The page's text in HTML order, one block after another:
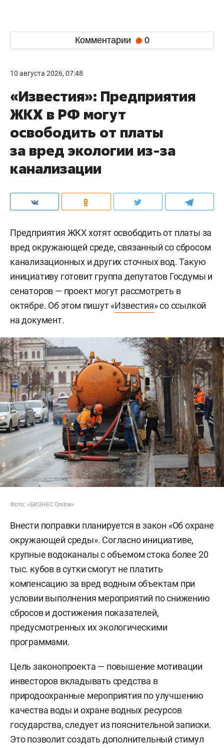
Комментарии 0
10 августа 2026, 07:48
«Известия»: Предприятия
ЖКХ в РФ могут
освободить от платы
за вред экологии из-за
канализации
Предприятия ЖКХ хотят освободить от платы за
вред окружающей среде, связанный со сбросом
канализационных и других сточных вод. Такую
инициативу готовит группа депутатов Госдумы и
сенаторов — проект могут рассмотреть в
октябре. Об этом пишут «Известия» со ссылкой
на документ.
Фото: «БИЗНЕС Online»
Внести поправки планируется в закон «Об охране
окружающей среды». Согласно инициативе,
крупные водоканалы с объемом стока более 20
тыс. кубов в сутки смогут не платить
компенсацию за вред водным объектам при
условии выполнения мероприятий по снижению
сбросов и достижения показателей,
предусмотренных их экологическими
программами.
Цель законопроекта — повышение мотивации
инвесторов вкладывать средства в
природоохранные мероприятия по улучшению
качества воды и охране водных ресурсов
государства, следует из пояснительной записки.
Это позволит создать дополнительный стимул